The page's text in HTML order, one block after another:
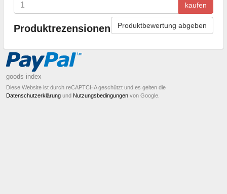
kaufen
Produktrezensionen Produktbewertung abgeben
goods index
Diese Website ist durch reCAPTCHA geschützt und es gelten die
Datenschutzerklärung und Nutzungsbedingungen von Google.